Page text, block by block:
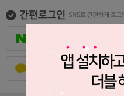
카카오톡으로 로그인